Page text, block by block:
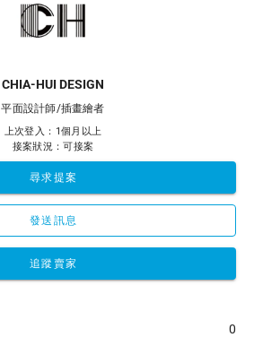
CHIA-HUI DESIGN
平面設計師/插畫繪者
上次登入：1個月以上
接案狀況：可接案
尋求提案
發送訊息
追蹤賣家
0